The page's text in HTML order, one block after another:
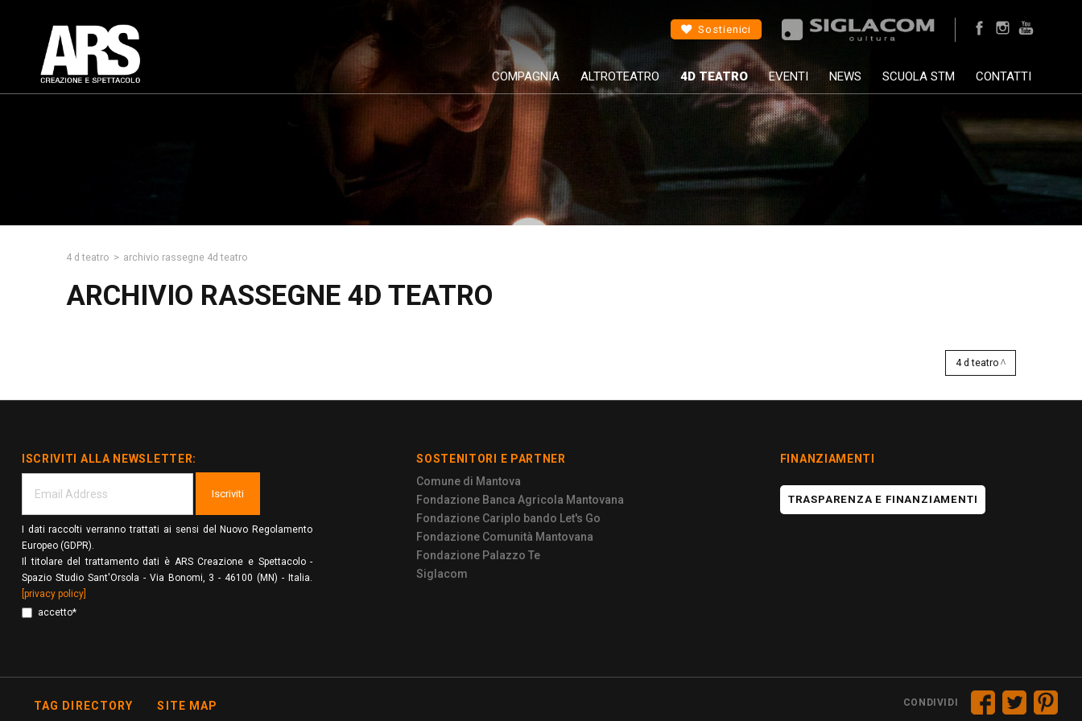
Sostienici
COMPAGNIA ALTROTEATRO 4D TEATRO EVENTI NEWS SCUOLA STM CONTATTI
4 d teatro > archivio rassegne 4d teatro
ARCHIVIO RASSEGNE 4D TEATRO
4 d teatro
ISCRIVITI ALLA NEWSLETTER:
Iscriviti
I dati raccolti verranno trattati ai sensi del Nuovo Regolamento
Europeo (GDPR).
Il titolare del trattamento dati è ARS Creazione e Spettacolo -
Spazio Studio Sant'Orsola - Via Bonomi, 3 - 46100 (MN) - Italia.
[privacy policy]
accetto*
SOSTENITORI E PARTNER
Comune di Mantova
Fondazione Banca Agricola Mantovana
Fondazione Cariplo bando Let's Go
Fondazione Comunità Mantovana
Fondazione Palazzo Te
Siglacom
FINANZIAMENTI
TRASPARENZA E FINANZIAMENTI
TAG DIRECTORY SITE MAP CONDIVIDI